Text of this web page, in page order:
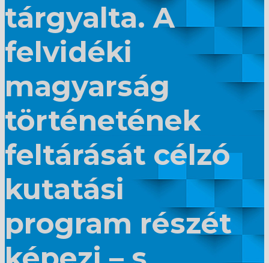
tárgyalta. A
felvidéki
magyarság
történetének
feltárását célzó
kutatási
program részét